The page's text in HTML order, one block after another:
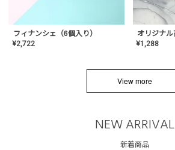
フィナンシェ（6個入り）
¥2,722 ¥1,288
View more
NEW ARRIVAL
新着商品